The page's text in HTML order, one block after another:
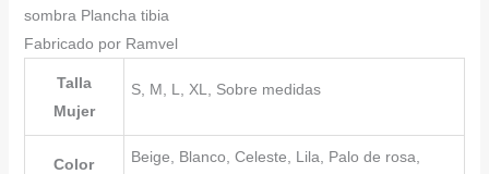
sombra Plancha tibia
Fabricado por Ramvel
Talla
Mujer
S, M, L, XL, Sobre medidas
Color
Beige, Blanco, Celeste, Lila, Palo de rosa,